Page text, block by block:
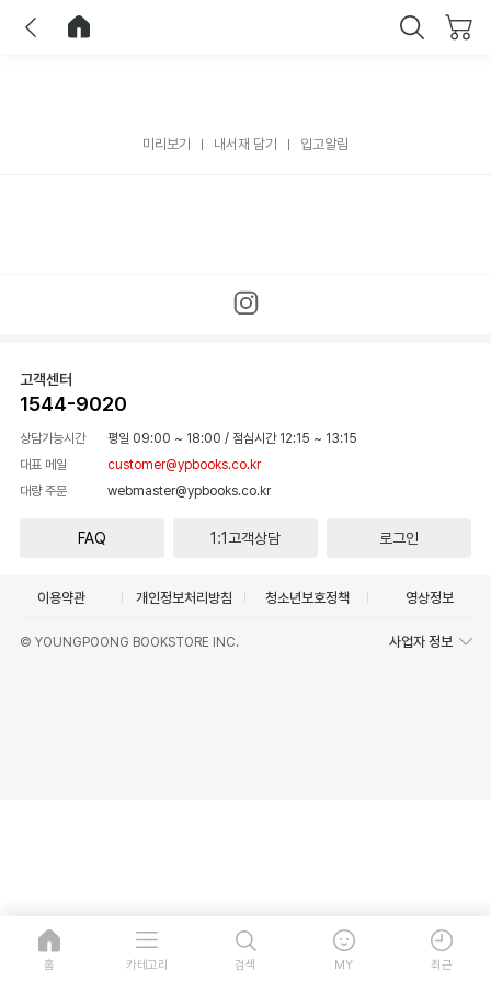
미리보기 내서재 담기 입고알림
고객센터
1544-9020
상담가능시간 평일 09:00 ~ 18:00 / 점심시간 12:15 ~ 13:15
대표 메일
customer@ypbooks.co.kr
대량 주문
webmaster@ypbooks.co.kr
FAQ 1:1고객상담 로그인
이용약관 개인정보처리방침 청소년보호정책 영상정보
© YOUNGPOONG BOOKSTORE INC. 사업자 정보
홈 카테고리 검색 MY 최근